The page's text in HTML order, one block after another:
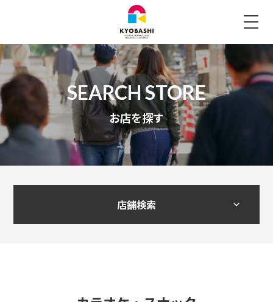
お店を探す
店舗検索